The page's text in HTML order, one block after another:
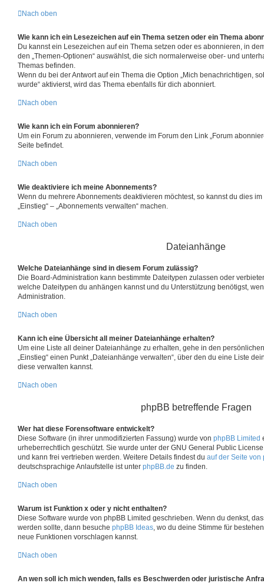
Nach oben
Wie kann ich ein Lesezeichen auf ein Thema setzen oder ein Thema
Du kannst ein Lesezeichen auf ein Thema setzen oder es abonnieren, in
den „Themen-Optionen“ auswählst, die sich normalerweise ober- und
Themas befinden.
Wenn du bei der Antwort auf ein Thema die Option „Mich benachrichtigen,
wurde“ aktivierst, wird das Thema ebenfalls für dich abonniert.
Nach oben
Wie kann ich ein Forum abonnieren?
Um ein Forum zu abonnieren, verwende im Forum den Link „Forum
Seite befindet.
Nach oben
Wie deaktiviere ich meine Abonnements?
Wenn du mehrere Abonnements deaktivieren möchtest, so kannst du dies
„Einstieg“ – „Abonnements verwalten“ machen.
Nach oben
Dateianhänge
Welche Dateianhänge sind in diesem Forum zulässig?
Die Board-Administration kann bestimmte Dateitypen zulassen oder
welche Dateitypen du anhängen kannst und du Unterstützung benötigst,
Administration.
Nach oben
Kann ich eine Übersicht all meiner Dateianhänge erhalten?
Um eine Liste all deiner Dateianhänge zu erhalten, gehe in den
„Einstieg“ einen Punkt „Dateianhänge verwalten“, über den du eine Liste
diese verwalten kannst.
Nach oben
phpBB betreffende Fragen
Wer hat diese Forensoftware entwickelt?
Diese Software (in ihrer unmodifizierten Fassung) wurde von phpBB Limited
urheberrechtlich geschützt. Sie wurde unter der GNU General Public
und kann frei vertrieben werden. Weitere Details findest du auf der Seite von
deutschsprachige Anlaufstelle ist unter phpBB.de zu finden.
Nach oben
Warum ist Funktion x oder y nicht enthalten?
Diese Software wurde von phpBB Limited geschrieben. Wenn du denkst,
werden sollte, dann besuche phpBB Ideas, wo du deine Stimme für
neue Funktionen vorschlagen kannst.
Nach oben
An wen soll ich mich wenden, falls es Beschwerden oder juristische